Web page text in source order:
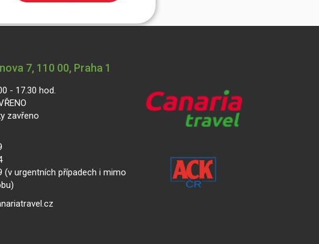
7, 110 00, Praha 1
- 17.30 hod.
zavřeno
(v urgentních případech i mimo